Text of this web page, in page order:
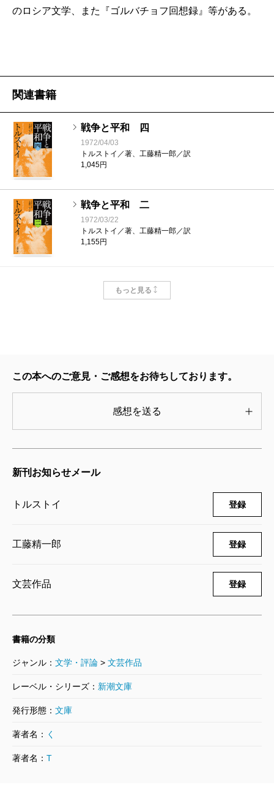
のロシア文学、また『ゴルバチョフ回想録』等がある。
関連書籍
戦争と平和 四
1972/04/03
トルストイ／著、工藤精一郎／訳
1,045円
戦争と平和 二
1972/03/22
トルストイ／著、工藤精一郎／訳
1,155円
戦争と平和 一
1972/03/22
もっと見る
この本へのご意見・ご感想をお待ちしております。
感想を送る
新刊お知らせメール
トルストイ 登録
工藤精一郎 登録
文芸作品 登録
書籍の分類
ジャンル： 文学・評論 > 文芸作品
レーベル・シリーズ： 新潮文庫
発行形態： 文庫
著者名： く
著者名： T